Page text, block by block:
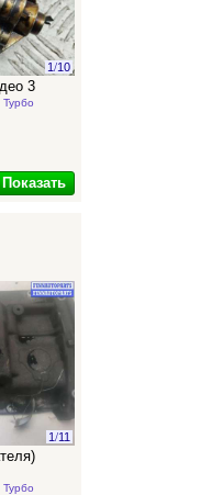
1/10
3
Показать
1/11